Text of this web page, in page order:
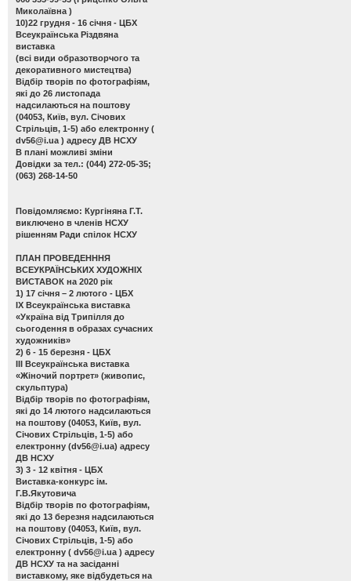
Миколаївна )
10)22 грудня - 16 січня - ЦБХ
Всеукраїнська Різдвяна
виставка
(всі види образотворчого та
декоративного мистецтва)
Відбір творів по фотографіям,
які до 26 листопада
надсилаються на поштову
(04053, Київ, вул. Січових
Стрільців, 1-5) або електронну (
dv56@i.ua ) адресу ДВ НСХУ
В плані можливі зміни
Довідки за тел.: (044) 272-05-35;
(063) 268-14-50
Повідомляємо: Кургіняна Г.Т.
виключено в членів НСХУ
рішенням Ради спілок НСХУ
ПЛАН ПРОВЕДЕНННЯ
ВСЕУКРАЇНСЬКИХ ХУДОЖНІХ
ВИСТАВОК на 2020 рік
1) 17 січня – 2 лютого - ЦБХ
ІХ Всеукраїнська виставка
«Україна від Трипілля до
сьогодення в образах сучасних
художників»
2) 6 - 15 березня - ЦБХ
ІІІ Всеукраїнська виставка
«Жіночий портрет» (живопис,
скульптура)
Відбір творів по фотографіям,
які до 14 лютого надсилаються
на поштову (04053, Київ, вул.
Січових Стрільців, 1-5) або
електронну (dv56@i.ua) адресу
ДВ НСХУ
3) 3 - 12 квітня - ЦБХ
Виставка-конкурс ім.
Г.В.Якутовича
Відбір творів по фотографіям,
які до 13 березня надсилаються
на поштову (04053, Київ, вул.
Січових Стрільців, 1-5) або
електронну ( dv56@i.ua ) адресу
ДВ НСХУ та на засіданні
виставкому, яке відбудеться на